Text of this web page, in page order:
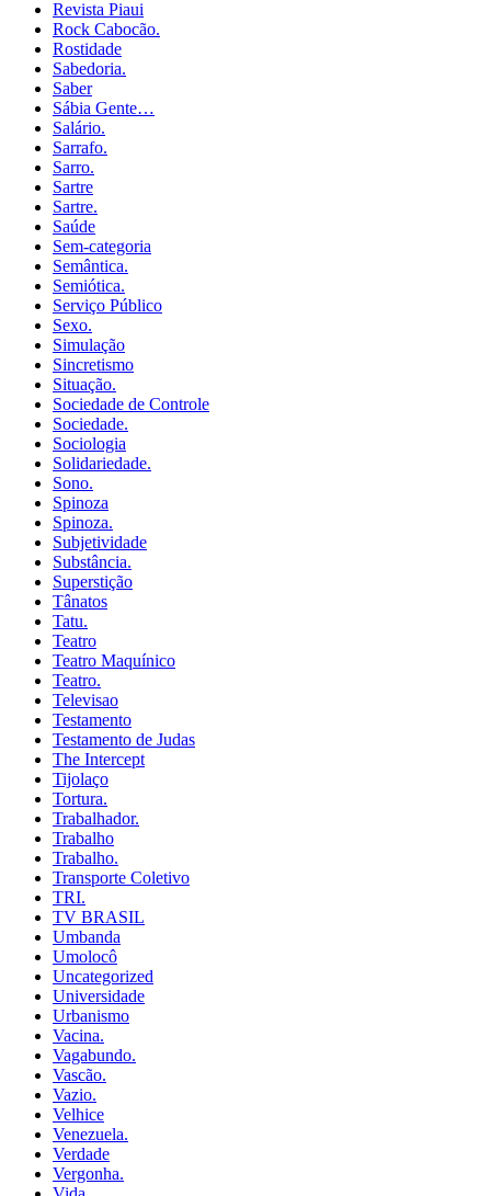
Revista Piaui
Rock Cabocão.
Rostidade
Sabedoria.
Saber
Sábia Gente…
Salário.
Sarrafo.
Sarro.
Sartre
Sartre.
Saúde
Sem-categoria
Semântica.
Semiótica.
Serviço Público
Sexo.
Simulação
Sincretismo
Situação.
Sociedade de Controle
Sociedade.
Sociologia
Solidariedade.
Sono.
Spinoza
Spinoza.
Subjetividade
Substância.
Superstição
Tânatos
Tatu.
Teatro
Teatro Maquínico
Teatro.
Televisao
Testamento
Testamento de Judas
The Intercept
Tijolaço
Tortura.
Trabalhador.
Trabalho
Trabalho.
Transporte Coletivo
TRI.
TV BRASIL
Umbanda
Umolocô
Uncategorized
Universidade
Urbanismo
Vacina.
Vagabundo.
Vascão.
Vazio.
Velhice
Venezuela.
Verdade
Vergonha.